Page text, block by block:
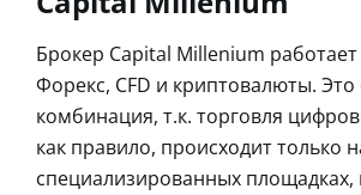
Брокер Capital Millenium
Форекс, CFD и криптовалюты.
комбинация, т.к. торговля
как правило, происходит только
специализированных площадках,